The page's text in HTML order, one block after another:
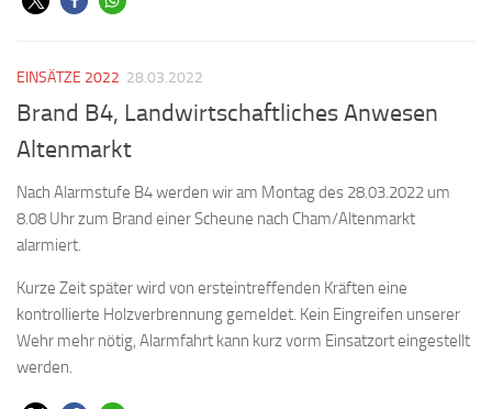
EINSÄTZE 2022 28.03.2022
Brand B4, Landwirtschaftliches Anwesen
Altenmarkt
Nach Alarmstufe B4 werden wir am Montag des 28.03.2022 um
8.08 Uhr zum Brand einer Scheune nach Cham/Altenmarkt
alarmiert.
Kurze Zeit später wird von ersteintreffenden Kräften eine
kontrollierte Holzverbrennung gemeldet. Kein Eingreifen unserer
Wehr mehr nötig, Alarmfahrt kann kurz vorm Einsatzort eingestellt
werden.